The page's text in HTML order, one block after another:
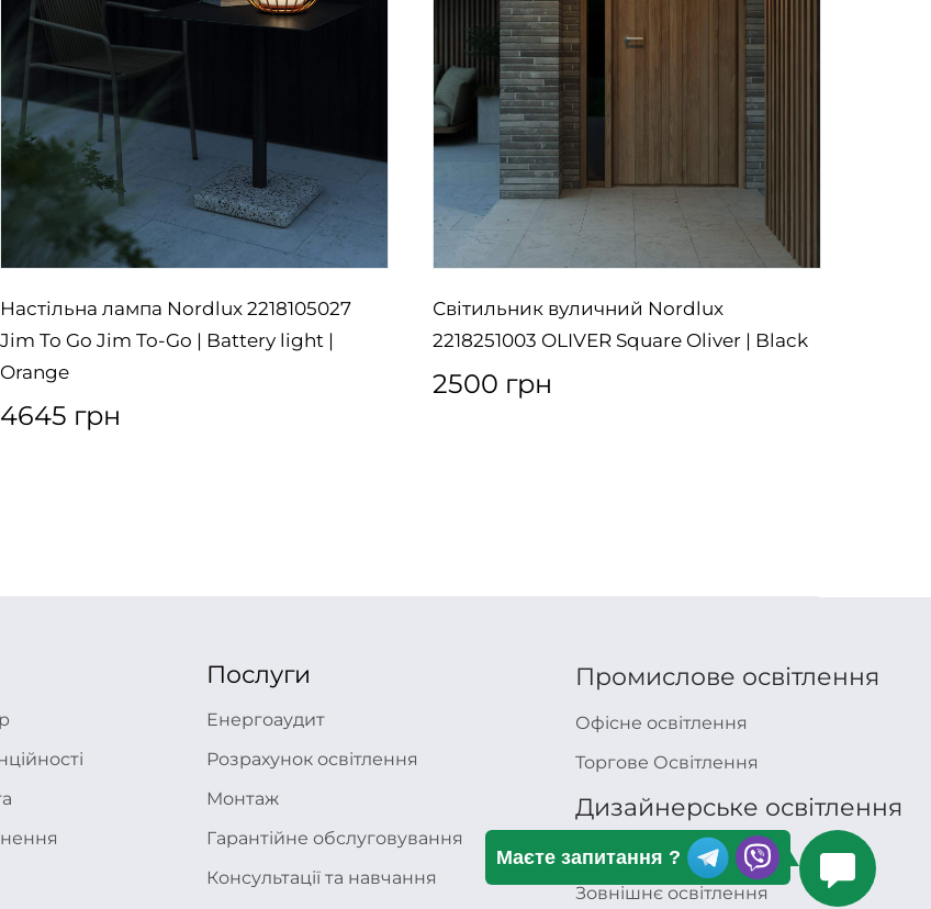
Настільна лампа Nordlux 2218105027
Jim To Go Jim To-Go | Battery light |
Orange
4645 грн
Світильник вуличний Nordlux
2218251003 OLIVER Square Oliver | Black
2500 грн
Послуги
Енергоаудит
Розрахунок освітлення
Монтаж
Гарантійне обслуговування
Консультації та навчання
Промислове освітлення
Офісне освітлення
Торгове Освітлення
Дизайнерське освітлення
Внутрішнє освітлення
Зовнішнє освітлення
Маєте запитання ?